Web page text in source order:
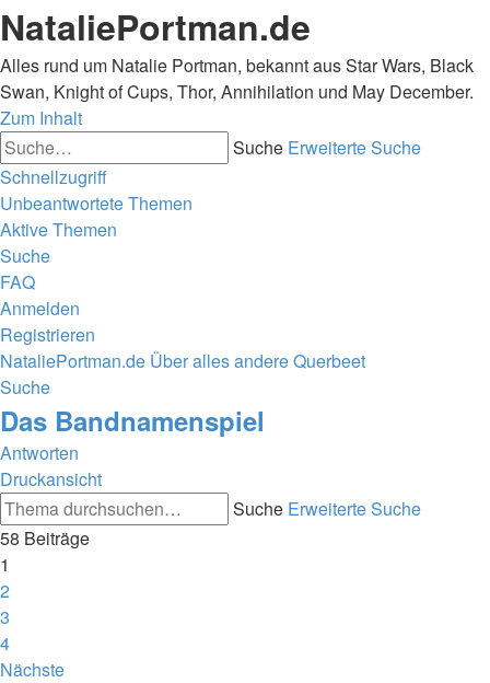
NataliePortman.de
Alles rund um Natalie Portman, bekannt aus Star Wars, Black
Swan, Knight of Cups, Thor, Annihilation und May December.
Zum Inhalt
Suche Erweiterte Suche
Schnellzugriff
Unbeantwortete Themen
Aktive Themen
Suche
FAQ
Anmelden
Registrieren
NataliePortman.de Über alles andereQuerbeet
Suche
Das Bandnamenspiel
Antworten
Druckansicht
Suche Erweiterte Suche
58 Beiträge
1
2
3
4
Nächste